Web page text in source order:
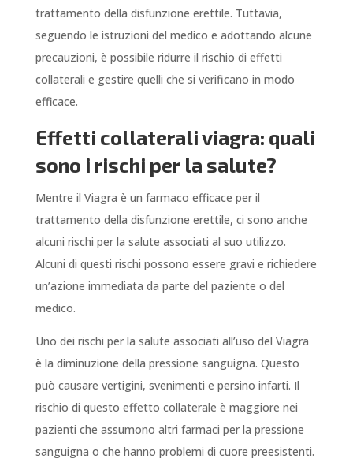
trattamento della disfunzione erettile. Tuttavia,
seguendo le istruzioni del medico e adottando alcune
precauzioni, è possibile ridurre il rischio di effetti
collaterali e gestire quelli che si verificano in modo
efficace.
Effetti collaterali viagra: quali
sono i rischi per la salute?
Mentre il Viagra è un farmaco efficace per il
trattamento della disfunzione erettile, ci sono anche
alcuni rischi per la salute associati al suo utilizzo.
Alcuni di questi rischi possono essere gravi e richiedere
un’azione immediata da parte del paziente o del
medico.
Uno dei rischi per la salute associati all’uso del Viagra
è la diminuzione della pressione sanguigna. Questo
può causare vertigini, svenimenti e persino infarti. Il
rischio di questo effetto collaterale è maggiore nei
pazienti che assumono altri farmaci per la pressione
sanguigna o che hanno problemi di cuore preesistenti.